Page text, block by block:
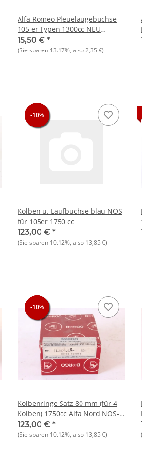
Alfa Romeo Pleuelaugebüchse
105 er Typen 1300cc NEU
Original
15,50 € *
(Sie sparen 13.17%, also2,35 €)
-10%
-10%
-10%
Kolben u. Laufbuchse blau NOS
für 105er 1750 cc
123,00 € *
(Sie sparen 10.12%, also 13,85 €)
-10%
-10%
-10%
Kolbenringe Satz 80 mm (für 4
Kolben) 1750cc Alfa Nord NOS-
Orig. BORGO
123,00 € *
(Sie sparen 10.12%, also 13,85 €)